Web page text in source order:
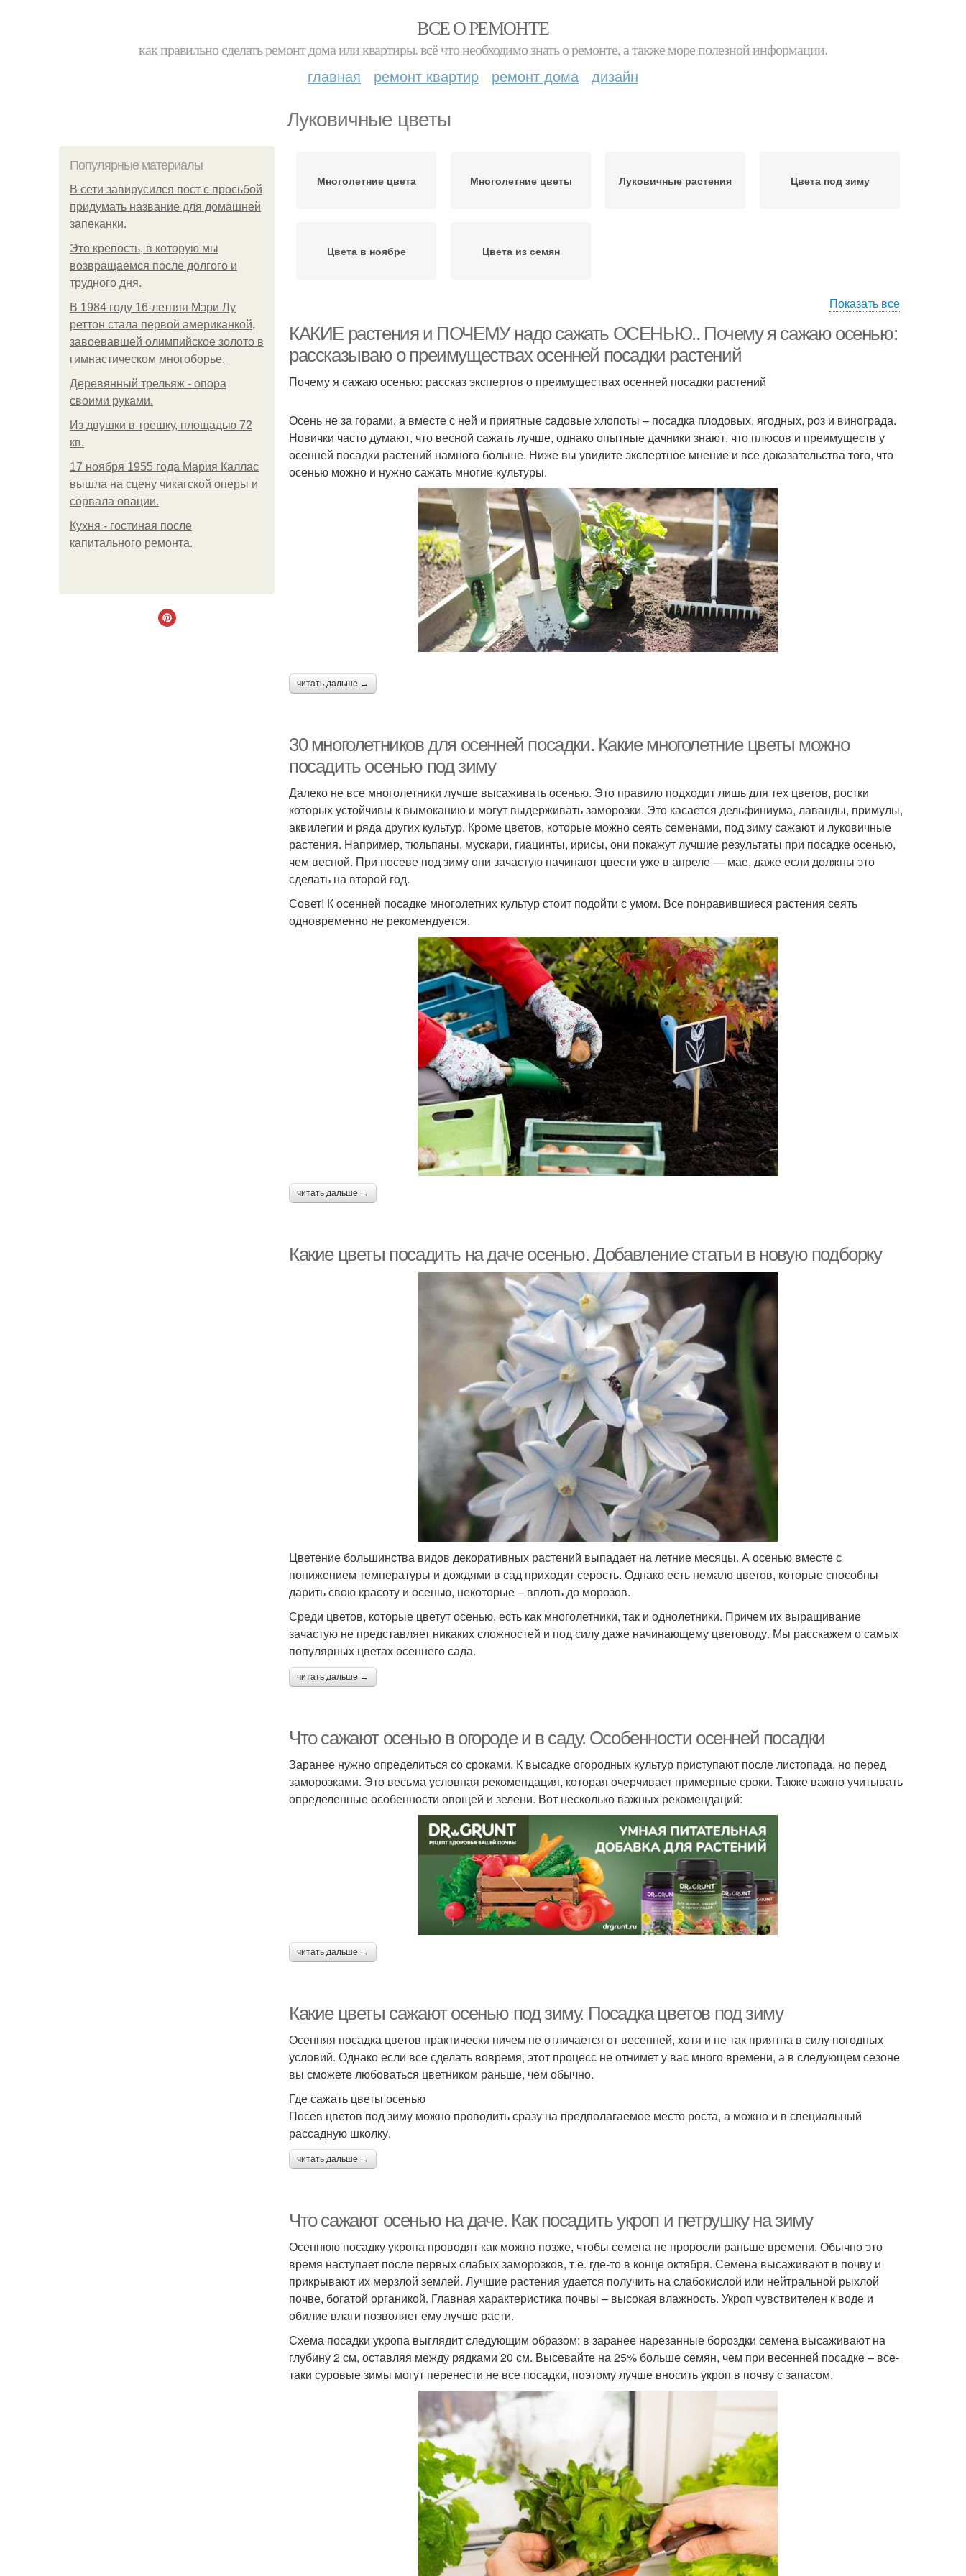
ВСЕ О РЕМОНТЕ
как правильно сделать ремонт дома или квартиры. всё что необходимо знать о ремонте, а также море полезной информации.
главная ремонт квартир ремонт дома дизайн
Луковичные цветы
Популярные материалы
В сети завирусился пост с просьбой
придумать название для домашней
запеканки.
Это крепость, в которую мы
возвращаемся после долгого и
трудного дня.
В 1984 году 16-летняя Мэри Лу
реттон стала первой американкой,
завоевавшей олимпийское золото в
гимнастическом многоборье.
Деревянный трельяж - опора
своими руками.
Из двушки в трешку, площадью 72
кв.
17 ноября 1955 года Мария Каллас
вышла на сцену чикагской оперы и
сорвала овации.
Кухня - гостиная после
капитального ремонта.
Многолетние цвета Многолетние цветы Луковичные растения Цвета под зиму
Цвета в ноябре Цвета из семян
Показать все
КАКИЕ растения и ПОЧЕМУ надо сажать ОСЕНЬЮ.. Почему я сажаю осенью:
рассказываю о преимуществах осенней посадки растений
Почему я сажаю осенью: рассказ экспертов о преимуществах осенней посадки растений
Осень не за горами, а вместе с ней и приятные садовые хлопоты – посадка плодовых, ягодных, роз и винограда.
Новички часто думают, что весной сажать лучше, однако опытные дачники знают, что плюсов и преимуществ у
осенней посадки растений намного больше. Ниже вы увидите экспертное мнение и все доказательства того, что
осенью можно и нужно сажать многие культуры.
читать дальше →
30 многолетников для осенней посадки. Какие многолетние цветы можно
посадить осенью под зиму
Далеко не все многолетники лучше высаживать осенью. Это правило подходит лишь для тех цветов, ростки
которых устойчивы к вымоканию и могут выдерживать заморозки. Это касается дельфиниума, лаванды, примулы,
аквилегии и ряда других культур. Кроме цветов, которые можно сеять семенами, под зиму сажают и луковичные
растения. Например, тюльпаны, мускари, гиацинты, ирисы, они покажут лучшие результаты при посадке осенью,
чем весной. При посеве под зиму они зачастую начинают цвести уже в апреле — мае, даже если должны это
сделать на второй год.
Совет! К осенней посадке многолетних культур стоит подойти с умом. Все понравившиеся растения сеять
одновременно не рекомендуется.
читать дальше →
Какие цветы посадить на даче осенью. Добавление статьи в новую подборку
Цветение большинства видов декоративных растений выпадает на летние месяцы. А осенью вместе с
понижением температуры и дождями в сад приходит серость. Однако есть немало цветов, которые способны
дарить свою красоту и осенью, некоторые – вплоть до морозов.
Среди цветов, которые цветут осенью, есть как многолетники, так и однолетники. Причем их выращивание
зачастую не представляет никаких сложностей и под силу даже начинающему цветоводу. Мы расскажем о самых
популярных цветах осеннего сада.
читать дальше →
Что сажают осенью в огороде и в саду. Особенности осенней посадки
Заранее нужно определиться со сроками. К высадке огородных культур приступают после листопада, но перед
заморозками. Это весьма условная рекомендация, которая очерчивает примерные сроки. Также важно учитывать
определенные особенности овощей и зелени. Вот несколько важных рекомендаций:
читать дальше →
Какие цветы сажают осенью под зиму. Посадка цветов под зиму
Осенняя посадка цветов практически ничем не отличается от весенней, хотя и не так приятна в силу погодных
условий. Однако если все сделать вовремя, этот процесс не отнимет у вас много времени, а в следующем сезоне
вы сможете любоваться цветником раньше, чем обычно.
Где сажать цветы осенью
Посев цветов под зиму можно проводить сразу на предполагаемое место роста, а можно и в специальный
рассадную школку.
читать дальше →
Что сажают осенью на даче. Как посадить укроп и петрушку на зиму
Осеннюю посадку укропа проводят как можно позже, чтобы семена не проросли раньше времени. Обычно это
время наступает после первых слабых заморозков, т.е. где-то в конце октября. Семена высаживают в почву и
прикрывают их мерзлой землей. Лучшие растения удается получить на слабокислой или нейтральной рыхлой
почве, богатой органикой. Главная характеристика почвы – высокая влажность. Укроп чувствителен к воде и
обилие влаги позволяет ему лучше расти.
Схема посадки укропа выглядит следующим образом: в заранее нарезанные бороздки семена высаживают на
глубину 2 см, оставляя между рядками 20 см. Высевайте на 25% больше семян, чем при весенней посадке – все-
таки суровые зимы могут перенести не все посадки, поэтому лучше вносить укроп в почву с запасом.